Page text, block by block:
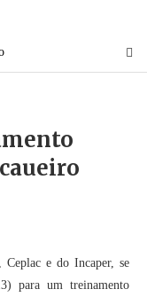
Ceplac e do Incaper, se
para um treinamento